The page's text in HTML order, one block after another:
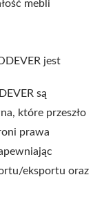
mebli
jest
są
które przeszło
prawa
eksportu oraz